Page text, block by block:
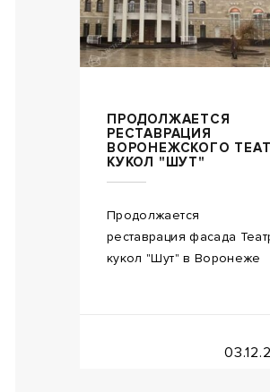
ПРОДОЛЖАЕТСЯ
РЕСТАВРАЦИЯ
ВОРОНЕЖСКОГО
КУКОЛ "ШУТ"
Продолжается
реставрация фасада
кукол "Шут" в Воронеже